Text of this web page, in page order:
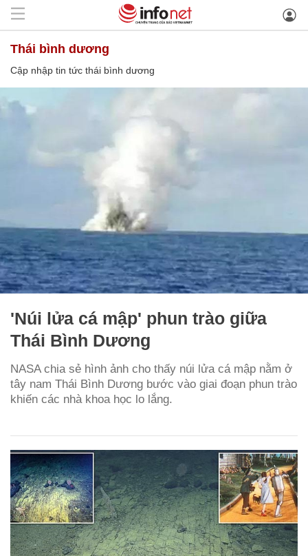
thái bình dương
Cập nhập tin tức thái bình dương
'Núi lửa cá mập' phun trào giữa
Thái Bình Dương
NASA chia sẻ hình ảnh cho thấy núi lửa cá mập nằm ở
tây nam Thái Bình Dương bước vào giai đoạn phun trào
khiến các nhà khoa học lo lắng.